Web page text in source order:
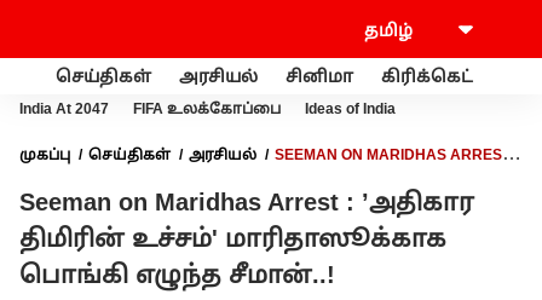
செய்திகள் அரசியல் சினிமா கிரிக்கெட்
India At 2047 FIFA உலக்கோப்பை Ideas of India
முகப்பு செய்திகள் அரசியல்
SEEMAN ON MARIDHAS ARREST :
சீமான்..!
Seeman on Maridhas Arrest : ’அதிகார
திமிரின் உச்சம்' மாரிதாஸூக்காக
பொங்கி எழுந்த சீமான்..!